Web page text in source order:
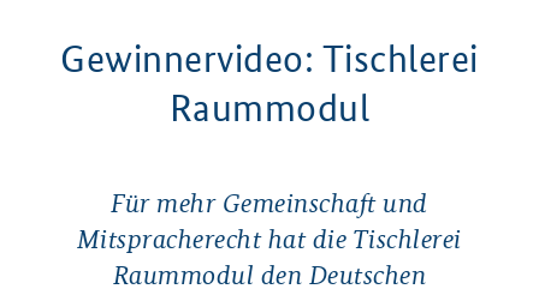
Gewinnervideo: Tischlerei
Raummodul
Für mehr Gemeinschaft und
Mitspracherecht hat die Tischlerei
Raummodul den Deutschen